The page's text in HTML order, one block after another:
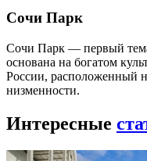
Сочи Парк
Сочи Парк — первый
основана на богатом
России, расположенный
низменности.
Интересные